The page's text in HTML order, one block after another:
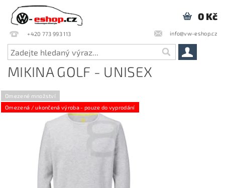
+420 773 993 113 info@vw-eshop.cz
0 Kč
MIKINA GOLF - UNISEX
Omezené množství
Omezená / ukončená výroba - pouze do vyprodání